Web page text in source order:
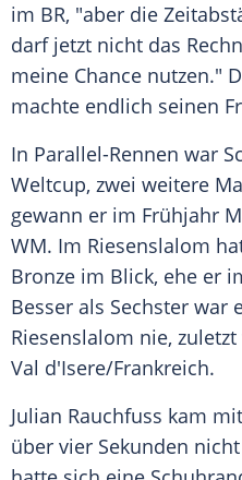
im BR, "aber die
darf jetzt nicht das
meine Chance nutzen."
machte endlich seinen
In Parallel-Rennen war
Weltcup, zwei weitere
gewann er im Frühjahr
WM. Im Riesenslalom
Bronze im Blick, ehe er
Besser als Sechster war
Riesenslalom nie,
Val d'Isere/Frankreich.
Julian Rauchfuss kam
über vier Sekunden